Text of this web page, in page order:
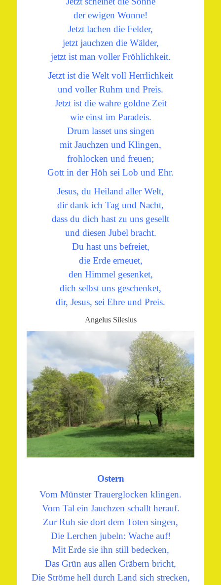
der ewigen Wonne!
Jetzt lachen die Felder,
jetzt jauchzen die Wälder,
jetzt ist man voller Fröhlichkeit.
Jetzt ist die Welt voll Herrlichkeit
und voller Ruhm und Preis.
Jetzt ist die wahre goldne Zeit
wie einst im Paradeis.
Drum lasset uns singen
mit Jauchzen und Klingen,
frohlocken und freuen;
Gott in der Höh sei Lob und Ehr.
Jesus, du Heiland aller Welt,
dir dank ich Tag und Nacht,
dass du dich hast zu uns gesellt
und diesen Jubel bracht.
Du hast uns befreiet,
die Erde erneuet,
den Himmel gesenket,
dich selbst uns geschenket,
dir, Jesus, sei Ehre und Preis.
Angelus Silesius
Ostern
Vom Münster Trauerglocken klingen.
Vom Tal ein Jauchzen schallt herauf.
Zur Ruh sie dort dem Toten singen,
Die Lerchen jubeln: Wache auf!
Mit Erde sie ihn still bedecken,
Das Grün aus allen Gräbern bricht,
Die Ströme hell durch Land sich strecken,